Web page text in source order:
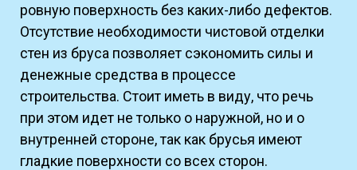
ровную поверхность без каких-либо дефектов.
Отсутствие необходимости чистовой отделки
стен из бруса позволяет сэкономить силы и
денежные средства в процессе
строительства. Стоит иметь в виду, что речь
при этом идет не только о наружной, но и о
внутренней стороне, так как брусья имеют
гладкие поверхности со всех сторон.